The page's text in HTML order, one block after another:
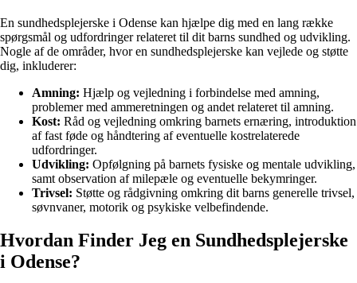
En sundhedsplejerske i Odense kan hjælpe dig med en lang række
spørgsmål og udfordringer relateret til dit barns sundhed og udvikling.
Nogle af de områder, hvor en sundhedsplejerske kan vejlede og støtte
dig, inkluderer:
Amning: Hjælp og vejledning i forbindelse med amning,
problemer med ammeretningen og andet relateret til amning.
Kost: Råd og vejledning omkring barnets ernæring, introduktion
af fast føde og håndtering af eventuelle kostrelaterede
udfordringer.
Udvikling: Opfølgning på barnets fysiske og mentale udvikling,
samt observation af milepæle og eventuelle bekymringer.
Trivsel: Støtte og rådgivning omkring dit barns generelle trivsel,
søvnvaner, motorik og psykiske velbefindende.
Hvordan Finder Jeg en Sundhedsplejerske
i Odense?